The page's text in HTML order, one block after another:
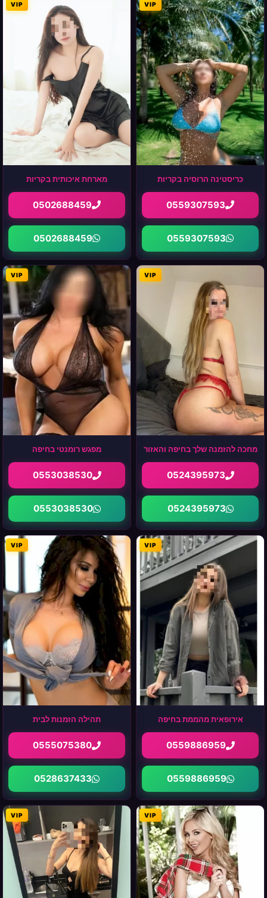
VIP
כריסטינה הרוסיה בקריות
0559307593
0559307593
VIP
מארחת איכותית בקריות
0502688459
0502688459
VIP
מחכה להזמנה שלך בחיפה והאזור
0524395973
0524395973
VIP
מפגש רומנטי בחיפה
0553038530
0553038530
VIP
אירופאית מהממת בחיפה
0559886959
0559886959
VIP
תהילה הזמנות לבית
0555075380
0528637433
VIP
VIP